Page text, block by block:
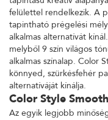
felülettel rendelkezik. A
tapintható prégelési
alkalmas alternatívát
melyből 9 szín világos
alkalmas színalap. Color
könnyed, szürkésfehér
alternatíváját kínálja.
Color Style
Az egyik legjobb